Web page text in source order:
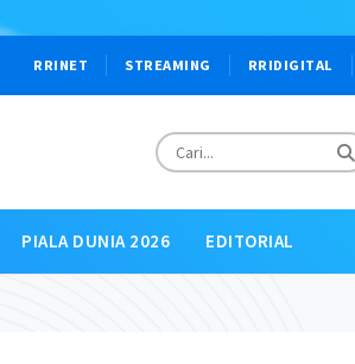
RRINET STREAMING RRIDIGITAL
PIALA DUNIA 2026 EDITORIAL